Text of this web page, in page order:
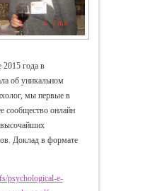
2015 года в
об уникальном
мы первые в
сообщество онлайн
Доклад в формате
psychological-e-